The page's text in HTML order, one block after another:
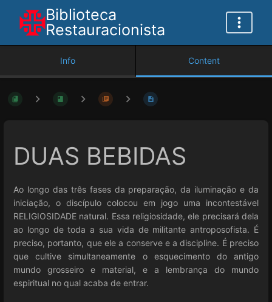
Biblioteca
Restauracionista
Info Content
DUAS BEBIDAS
Ao longo das três fases da preparação, da iluminação e da
iniciação, o discípulo colocou em jogo uma incontestável
RELIGIOSIDADE natural. Essa religiosidade, ele precisará dela
ao longo de toda a sua vida de militante antroposofista. É
preciso, portanto, que ele a conserve e a discipline. É preciso
que cultive simultaneamente o esquecimento do antigo
mundo grosseiro e material, e a lembrança do mundo
espiritual no qual acaba de entrar.